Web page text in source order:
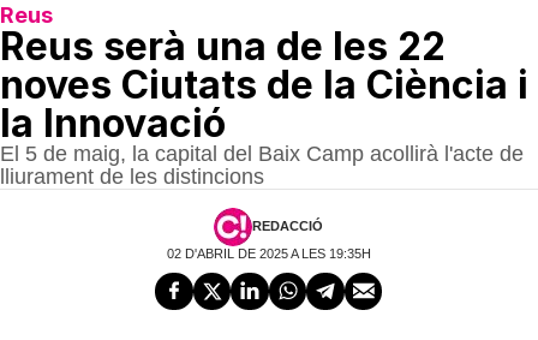
Reus
Reus serà una de les 22
noves Ciutats de la Ciència i
la Innovació
El 5 de maig, la capital del Baix Camp acollirà l'acte de
lliurament de les distincions
REDACCIÓ
02 D'ABRIL DE 2025 A LES 19:35H